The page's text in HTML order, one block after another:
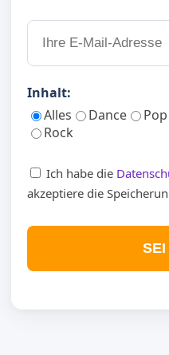
Inhalt:
Alles
Dance Pop
Rock
Ich habe die
akzeptiere die